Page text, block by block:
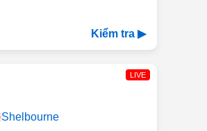
Kiểm tra ▶
LIVE
Shelbourne